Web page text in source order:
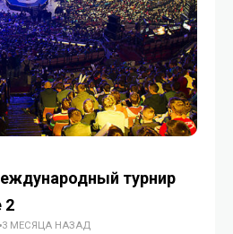
турнир
2
3 МЕСЯЦА НАЗАД